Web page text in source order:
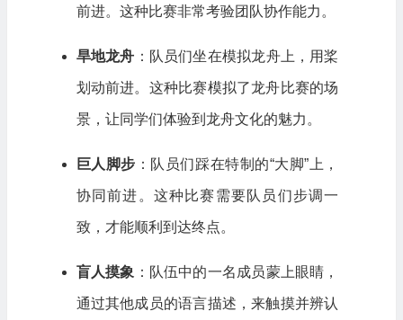
前进。这种比赛非常考验团队协作能力。
旱地龙舟 ：队员们坐在模拟龙舟上，用桨
划动前进。这种比赛模拟了龙舟比赛的场
景，让同学们体验到龙舟文化的魅力。
巨人脚步 ：队员们踩在特制的“大脚”上，
协同前进。这种比赛需要队员们步调一
致，才能顺利到达终点。
盲人摸象 ：队伍中的一名成员蒙上眼睛，
通过其他成员的语言描述，来触摸并辨认